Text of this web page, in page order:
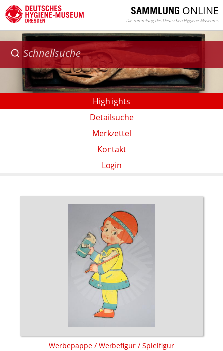
SAMMLUNG ONLINE
Die Sammlung des Deutschen Hygiene-Museums
Highlights
Detailsuche
Merkzettel
Kontakt
Login
Werbepappe / Werbefigur / Spielfigur